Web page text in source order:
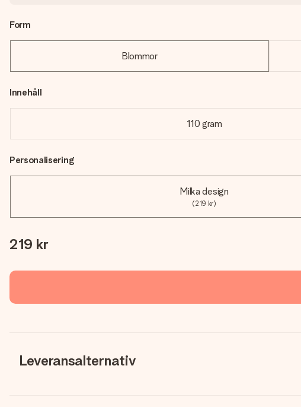
Form
Blommor
Innehåll
110 gram
Personalisering
Milka design
(219 kr)
219 kr
Leveransalternativ